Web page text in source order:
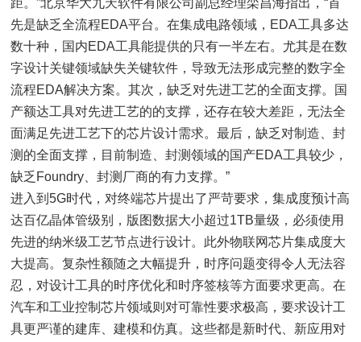
距。”北京华大九天软件有限公司副总经理栾昌海指出，“首
先是缺乏全流程EDA平台。在集成电路领域，EDA工具多达
数十种，国内EDA工具能提供的只有一半左右。尤其是在数
字设计关键领域缺失关键软件，导致无法形成完整的数字全
流程EDA解决方案。其次，缺乏对先进工艺的全面支撑。国
产额达工具对先进工艺的的支撑，还存在较大差距，无法全
面满足先进工艺下的芯片设计需求。最后，缺乏对制造、封
测的全面支撑，目前制造、封测领域的国产EDA工具较少，
缺乏Foundry、封测厂商的有力支撑。”
进入到5G时代，对终端芯片提出了严苛要求，集成度预计高
达百亿晶体管级别，版图数据大小超过1TB量级，必须使用
先进的纳米级工艺节点进行设计。此外物联网芯片集成度大
大提高。复杂性额随之大幅提升，时序问题变得令人无法容
忍，对设计工具的时序优化和时序签核等方面要求更高。在
汽车和工业控制芯片领域则对可靠性要求极高，要求设计工
具更严谨的建库、建模和仿真。这些都是新时代、新应用对